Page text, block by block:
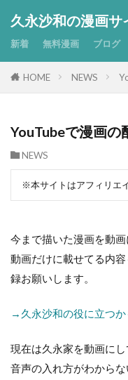
久永沙和の漫画サ
新着 無料漫画 ブログ
HOME NEWS
YouTubeで漫画の
NEWS
※本サイトはアフィリエ
今まで描いた漫画を動画
動画だけに載せてる内
録お願いします。
→久永沙和の役に立つ
現在は久永家を動画にし
音声の入れ方がわからな